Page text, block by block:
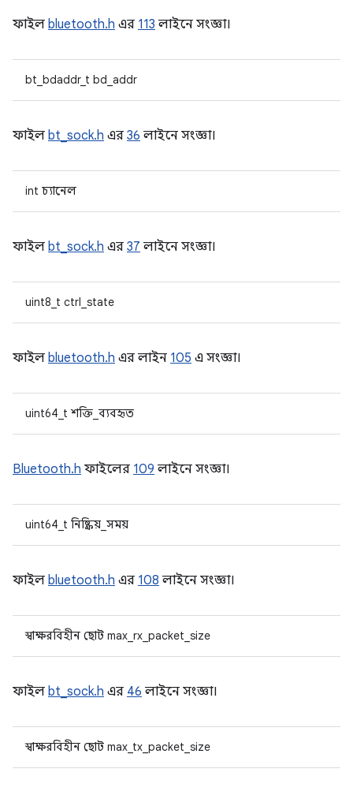
ফাইল bluetooth.h এর 113 লাইনে সংজ্ঞা।
bt_bdaddr_t bd_addr
ফাইল bt_sock.h এর 36 লাইনে সংজ্ঞা।
int চ্যানেল
ফাইল bt_sock.h এর 37 লাইনে সংজ্ঞা।
uint8_t ctrl_state
ফাইল bluetooth.h এর লাইন 105 এ সংজ্ঞা।
uint64_t শক্তি_ব্যবহৃত
Bluetooth.h ফাইলের 109 লাইনে সংজ্ঞা।
uint64_t নিষ্ক্রিয়_সময়
ফাইল bluetooth.h এর 108 লাইনে সংজ্ঞা।
স্বাক্ষরবিহীন ছোট max_rx_packet_size
ফাইল bt_sock.h এর 46 লাইনে সংজ্ঞা।
স্বাক্ষরবিহীন ছোট max_tx_packet_size